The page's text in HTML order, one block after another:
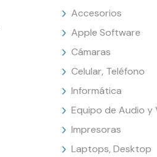
Accesorios
Apple Software
Cámaras
Celular, Teléfono
Informática
Equipo de Audio y
Impresoras
Laptops, Desktop